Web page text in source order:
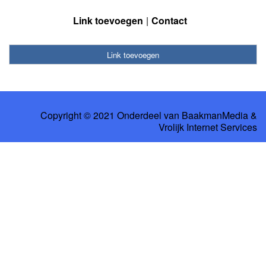
Link toevoegen Contact
Link toevoegen
Copyright © 2021 Onderdeel van BaakmanMedia&
Vrolijk Internet Services